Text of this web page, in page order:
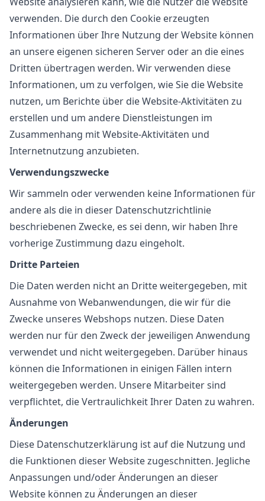
verwenden. Die durch den Cookie erzeugten
Informationen über Ihre Nutzung der Website können
an unsere eigenen sicheren Server oder an die eines
Dritten übertragen werden. Wir verwenden diese
Informationen, um zu verfolgen, wie Sie die Website
nutzen, um Berichte über die Website-Aktivitäten zu
erstellen und um andere Dienstleistungen im
Zusammenhang mit Website-Aktivitäten und
Internetnutzung anzubieten.
Verwendungszwecke
Wir sammeln oder verwenden keine Informationen für
andere als die in dieser Datenschutzrichtlinie
beschriebenen Zwecke, es sei denn, wir haben Ihre
vorherige Zustimmung dazu eingeholt.
Dritte Parteien
Die Daten werden nicht an Dritte weitergegeben, mit
Ausnahme von Webanwendungen, die wir für die
Zwecke unseres Webshops nutzen. Diese Daten
werden nur für den Zweck der jeweiligen Anwendung
verwendet und nicht weitergegeben. Darüber hinaus
können die Informationen in einigen Fällen intern
weitergegeben werden. Unsere Mitarbeiter sind
verpflichtet, die Vertraulichkeit Ihrer Daten zu wahren.
Änderungen
Diese Datenschutzerklärung ist auf die Nutzung und
die Funktionen dieser Website zugeschnitten. Jegliche
Anpassungen und/oder Änderungen an dieser
Website können zu Änderungen an dieser